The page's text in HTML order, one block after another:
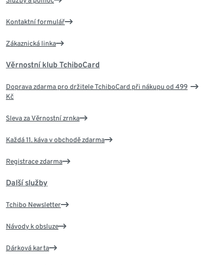
Kontaktní formulář
Zákaznická linka
Věrnostní klub TchiboCard
Doprava zdarma pro držitele TchiboCard při nákupu od 499
Kč
Sleva za Věrnostní zrnka
Každá 11. káva v obchodě zdarma
Registrace zdarma
Další služby
Tchibo Newsletter
Návody k obsluze
Dárková karta